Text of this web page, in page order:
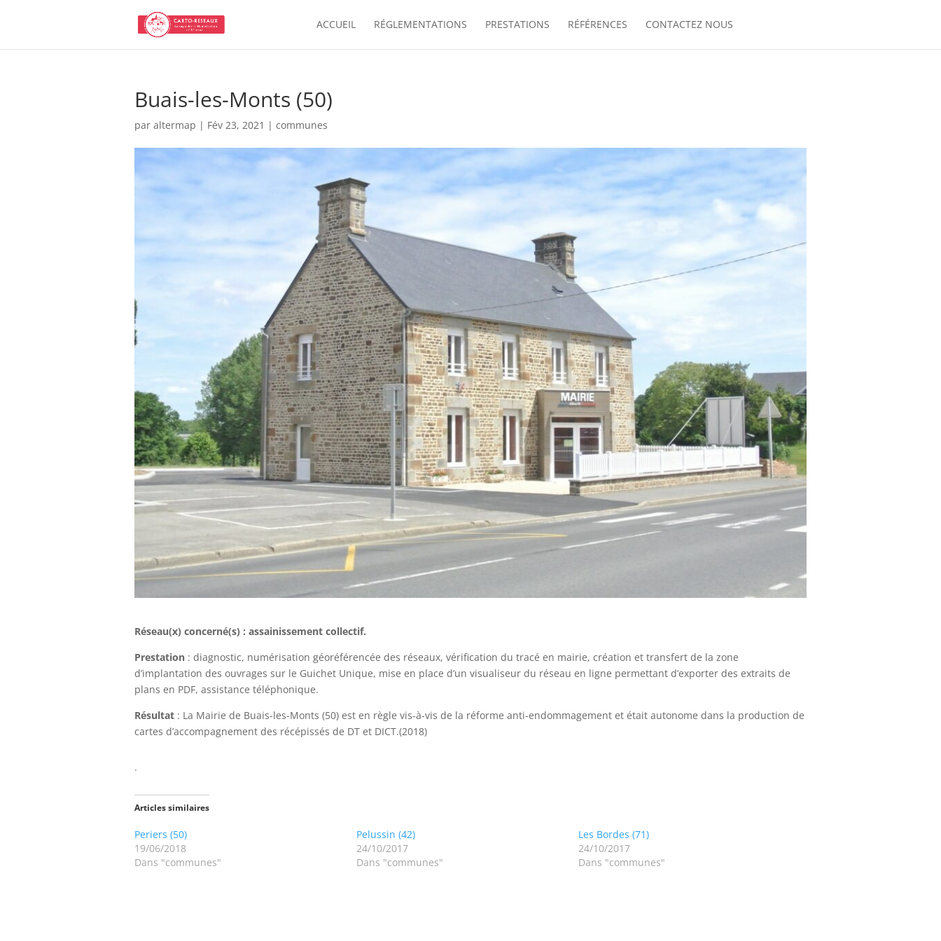
ACCUEIL RÉGLEMENTATIONS PRESTATIONS RÉFÉRENCES CONTACTEZ NOUS
Buais-les-Monts (50)
par altermap | Fév 23, 2021 | communes
Réseau(x) concerné(s) : assainissement collectif.
Prestation : diagnostic, numérisation géoréférencée des réseaux, vérification du tracé en mairie, création et transfert de la zone
d’implantation des ouvrages sur le Guichet Unique, mise en place d’un visualiseur du réseau en ligne permettant d’exporter des extraits de
plans en PDF, assistance téléphonique.
Résultat : La Mairie de Buais-les-Monts (50) est en règle vis-à-vis de la réforme anti-endommagement et était autonome dans la production de
cartes d’accompagnement des récépissés de DT et DICT.(2018)
.
Articles similaires
Periers (50)
19/06/2018
Dans "communes"
Pelussin (42)
24/10/2017
Dans "communes"
Les Bordes (71)
24/10/2017
Dans "communes"